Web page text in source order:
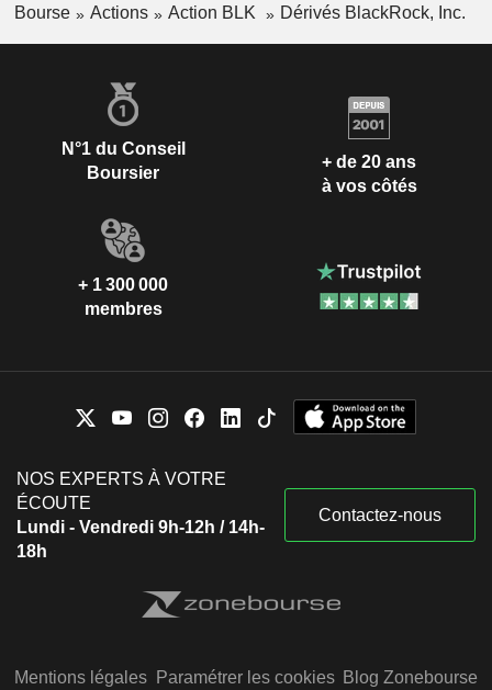
Bourse Actions Action BLK Dérivés BlackRock, Inc.
N°1 du Conseil
Boursier
+ de 20 ans
à vos côtés
+ 1 300 000
membres
NOS EXPERTS À VOTRE
ÉCOUTE
Lundi - Vendredi 9h-12h / 14h-
18h
Contactez-nous
Mentions légales Paramétrer les cookies Blog Zonebourse